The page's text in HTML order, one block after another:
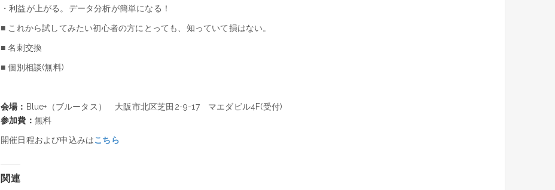
・利益が上がる。データ分析が簡単になる！
■ これから試してみたい初心者の方にとっても、知っていて損はない。
■ 名刺交換
■ 個別相談(無料)
会場： Blue+（ブルータス） 大阪市北区芝田2-9-17 マエダビル4F(受付)
参加費： 無料
開催日程および申込みはこちら
関連